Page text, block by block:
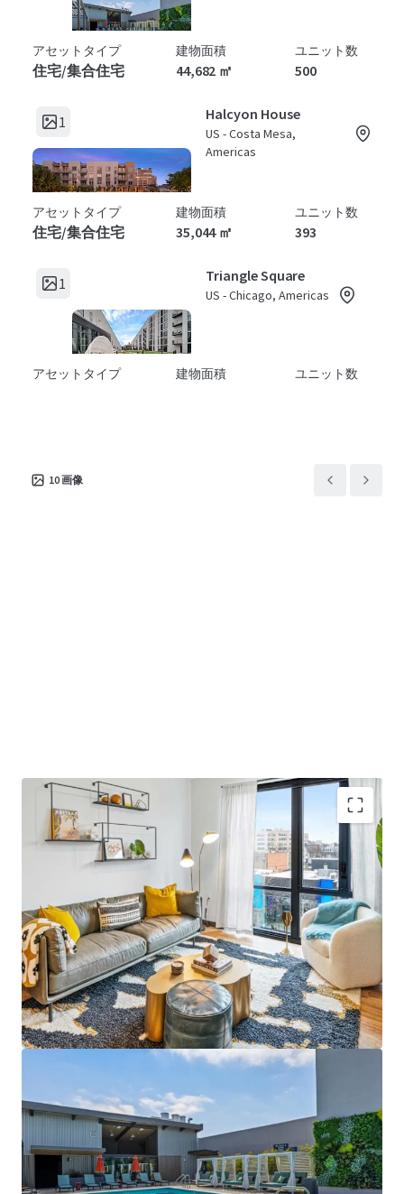
アセットタイプ
住宅/集合住宅
建物面積
44,682 ㎡
ユニット数
500
1 Halcyon House
US - Costa Mesa,
Americas
アセットタイプ
住宅/集合住宅
建物面積
35,044 ㎡
ユニット数
393
1 Triangle Square
US - Chicago, Americas
アセットタイプ 建物面積 ユニット数
US - Denver, Americas
アセットタイプ 建物面積
28,450 ㎡
ユニット数
393
1 Artem
US - Miami, Americas
アセットタイプ
住宅/集合住宅
建物面積
14,134 ㎡
ユニット数
189
US - Austin, Americas
アセットタイプ 建物面積 ユニット数
10画像
Major Portfolio Asset
: 3,746-unit Project Summit
2026 anchors extensive property collection
Significant Scale: Gross building area spans
3,339,194 sqft with potential for economies of
scale
Strategic Locations: Properties in NY, CA, IL, TX, MN,
CO, FL, CT contribute to market diversity
High Demand Markets: Locations like White Plains
and Austin offer strong rent growth potential
Diverse Asset Types: Varied property types reduce
risk and stabilize cash flow over economic cycles
Value-Add Potential: Opportunities to enhance
value via capital improvements and operational
efficiencies